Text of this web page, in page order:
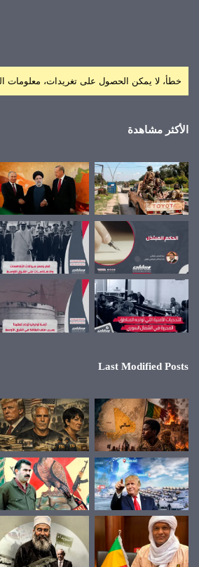
خطأ، لا يمكن الحصول على تغريدات، معلومات
الأكثر مشاهدة
Last Modified Posts